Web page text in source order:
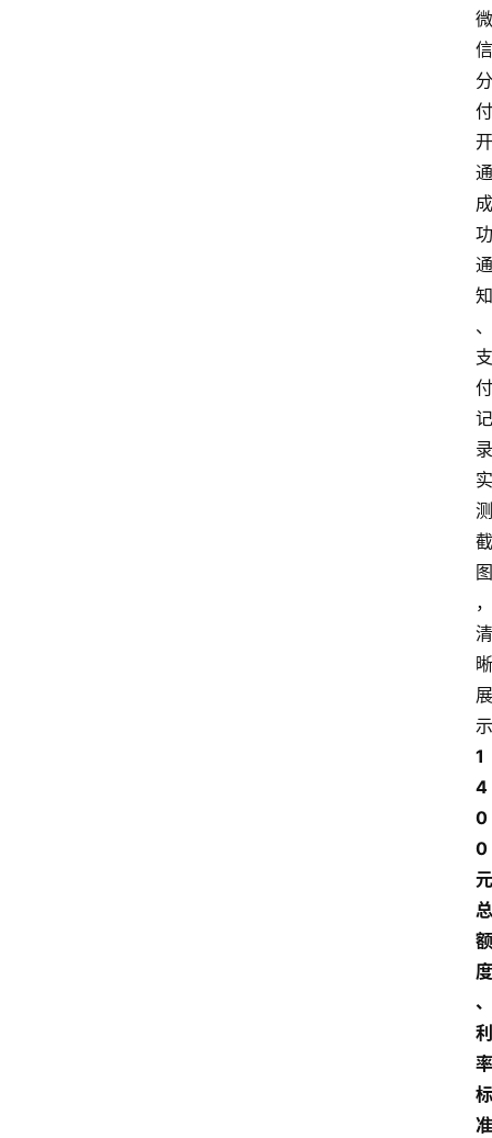
微
信
分
付
开
通
成
功
通
知
、
支
付
记
录
实
测
截
图
，
清
晰
展
示
1
4
0
0
元
总
额
度
、
利
率
标
准